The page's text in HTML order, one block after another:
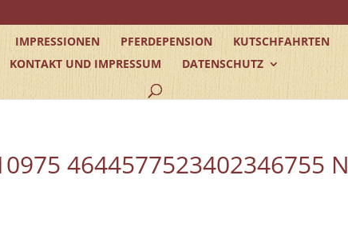
IMPRESSIONEN PFERDEPENSION KUTSCHFAHRTEN
KONTAKT UND IMPRESSUM
DATENSCHUTZ
4644577523402346755 N